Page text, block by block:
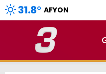
31.8° AFYON